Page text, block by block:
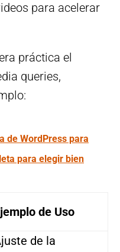
para acelerar
práctica el
queries,
de WordPress para
para elegir bien
de Uso
de la